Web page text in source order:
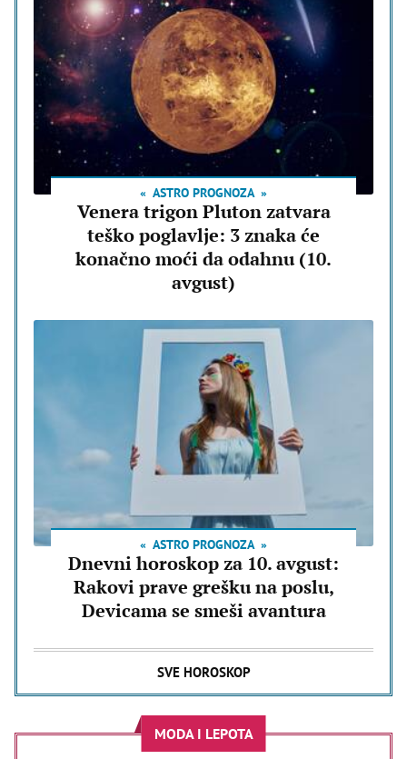
ASTRO PROGNOZA
Venera trigon Pluton zatvara
teško poglavlje: 3 znaka će
konačno moći da odahnu (10.
avgust)
ASTRO PROGNOZA
Dnevni horoskop za 10. avgust:
Rakovi prave grešku na poslu,
Devicama se smeši avantura
SVE HOROSKOP
MODA I LEPOTA